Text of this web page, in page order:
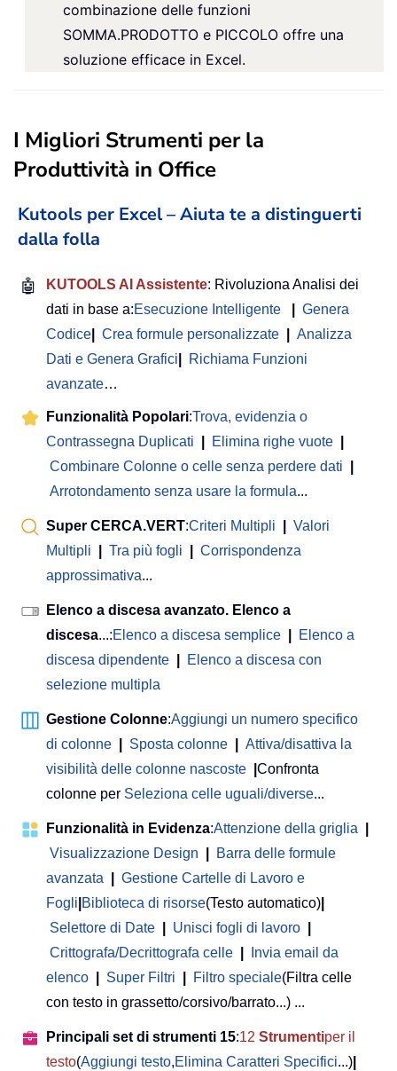
combinazione delle funzioni
SOMMA.PRODOTTO e PICCOLO offre una
soluzione efficace in Excel.
I Migliori Strumenti per la
Produttività in Office
Kutools per Excel – Aiuta te a distinguerti
dalla folla
🤖 KUTOOLS AI Assistente: Rivoluziona Analisi dei
dati in base a:Esecuzione Intelligente
Genera
Codice
Crea formule personalizzate
Analizza
Dati e Genera Grafici
Richiama Funzioni
avanzate…
Funzionalità Popolari:Trova, evidenzia o
Contrassegna Duplicati
Elimina righe vuote
Combinare Colonne o celle senza perdere dati
Arrotondamento senza usare la formula...
Super CERCA.VERT:Criteri Multipli
Valori
Multipli
Tra più fogli
Corrispondenza
approssimativa...
Elenco a discesa avanzato. Elenco a
discesa...:Elenco a discesa semplice
Elenco a
discesa dipendente
Elenco a discesa con
selezione multipla
Gestione Colonne:Aggiungi un numero specifico
di colonne
Sposta colonne
Attiva/disattiva la
visibilità delle colonne nascoste
Confronta
colonne per Seleziona celle uguali/diverse...
Funzionalità in Evidenza:Attenzione della griglia
Visualizzazione Design
Barra delle formule
avanzata
Gestione Cartelle di Lavoro e
Fogli Biblioteca di risorse(Testo automatico)
Selettore di Date
Unisci fogli di lavoro
Crittografa/Decrittografa celle
Invia email da
elenco
Super Filtri Filtro speciale(Filtra celle
con testo in grassetto/corsivo/barrato...) ...
Principali set di strumenti 15:12 Strumentiper il
testo(Aggiungi testo,Elimina Caratteri Specifici...)